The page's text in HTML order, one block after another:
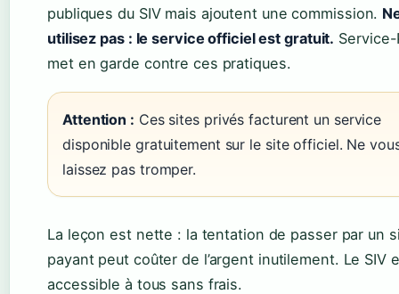
publiques du SIV mais ajoutent une commission.
utilisez pas : le service officiel est gratuit.
met en garde contre ces pratiques.
Attention : Ces sites privés facturent un service
disponible gratuitement sur le site officiel. Ne
laissez pas tromper.
La leçon est nette : la tentation de passer par un
payant peut coûter de l’argent inutilement. Le SIV
accessible à tous sans frais.